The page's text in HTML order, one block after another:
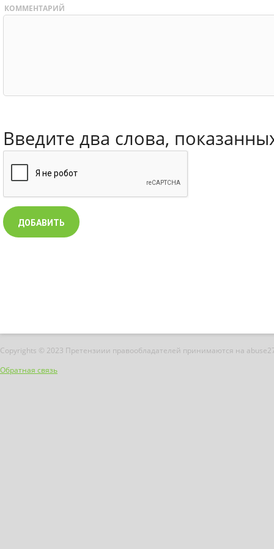
КОММЕНТАРИЙ
Введите два слова,
Copyrights © 2023 Претензиии правообладателей принимаются на
Обратная связь